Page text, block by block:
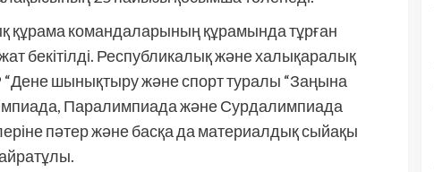
құрама командаларының құрамында тұрған
бекітілді. Республикалық және халықаралық
“Дене шынықтыру және спорт туралы “Заңына
Паралимпиада және Сурдалимпиада
пәтер және басқа да материалдық сыйақы